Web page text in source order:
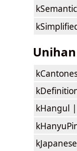
kHangul |